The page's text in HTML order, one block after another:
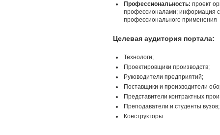
Профессиональность: проект
профессионалами; информация
профессионального применения
Целевая аудитория портала:
Технологи;
Проектировщики производств;
Руководители предприятий;
Поставщики и производители
Представители контрактных
Преподаватели и студенты вузов;
Конструкторы